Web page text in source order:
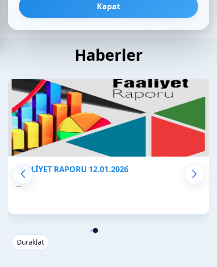
Kapat
Haberler
FAALİYET RAPORU 12.01.2026
...
Duraklat